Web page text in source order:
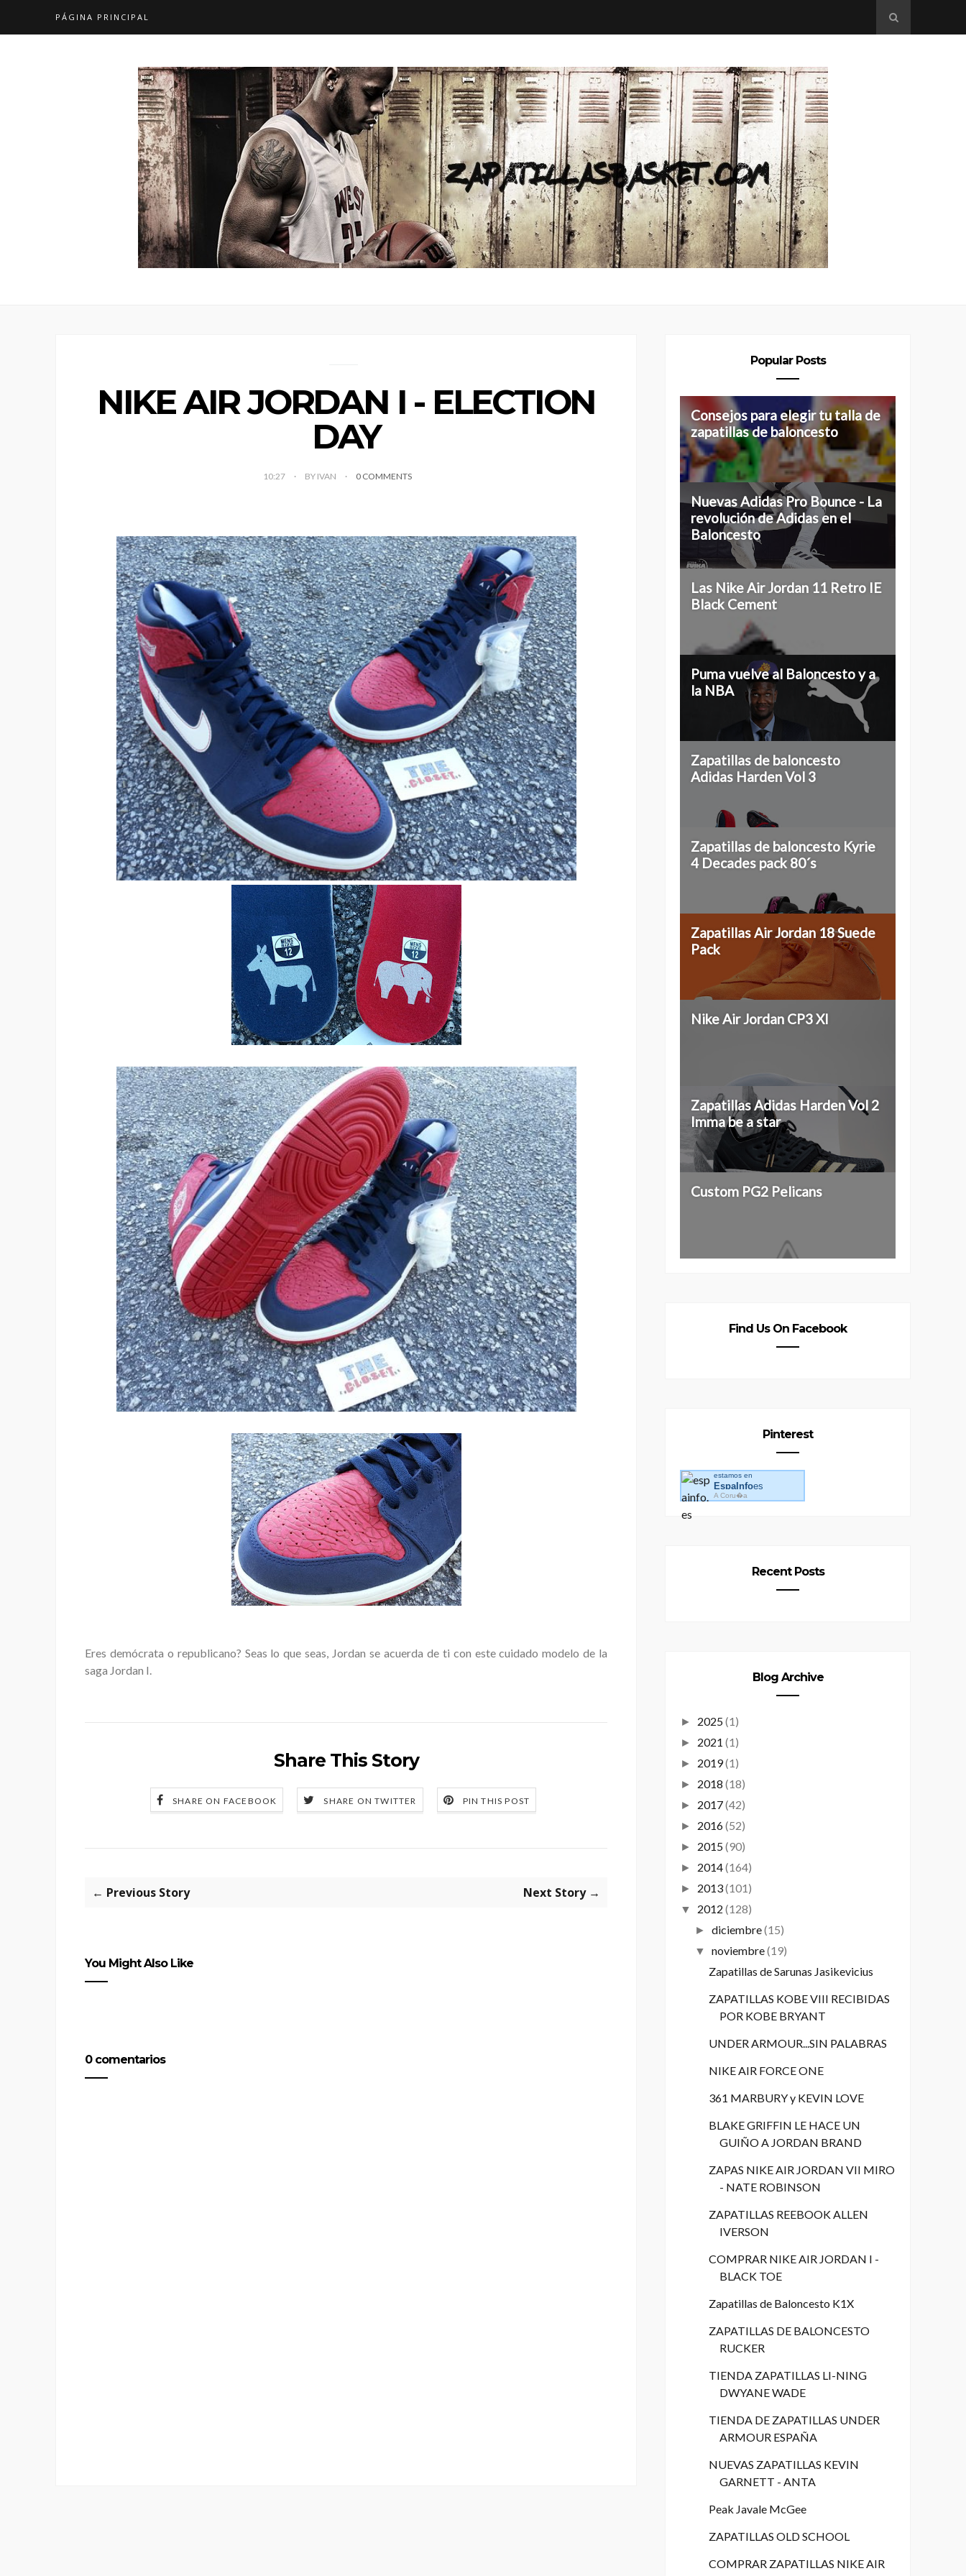
PÁGINA PRINCIPAL
NIKE AIR JORDAN I - ELECTION
DAY
10:27 BY IVAN 0 COMMENTS
Eres demócrata o republicano? Seas lo que seas, Jordan se acuerda de ti con este cuidado modelo de la
saga Jordan I.
Share This Story
SHARE ON FACEBOOK SHARE ON TWITTER PIN THIS POST
← Previous Story Next Story →
You Might Also Like
0 comentarios
Popular Posts
Consejos para elegir tu talla de
zapatillas de baloncesto
Nuevas Adidas Pro Bounce - La
revolución de Adidas en el
Baloncesto
Las Nike Air Jordan 11 Retro IE
Black Cement
Puma vuelve al Baloncesto y a
la NBA
Zapatillas de baloncesto
Adidas Harden Vol 3
Zapatillas de baloncesto Kyrie
4 Decades pack 80´s
Zapatillas Air Jordan 18 Suede
Pack
Nike Air Jordan CP3 XI
Zapatillas Adidas Harden Vol 2
Imma be a star
Custom PG2 Pelicans
Find Us On Facebook
Pinterest
estamos en
EspaInfoes
A Coru�a
Recent Posts
Blog Archive
► 2025(1)
► 2021 (1)
► 2019(1)
► 2018 (18)
► 2017(42)
► 2016(52)
► 2015(90)
► 2014(164)
► 2013(101)
▼ 2012 (128)
► diciembre(15)
▼ noviembre(19)
Zapatillas de Sarunas Jasikevicius
ZAPATILLAS KOBE VIII RECIBIDAS
POR KOBE BRYANT
UNDER ARMOUR...SIN PALABRAS
NIKE AIR FORCE ONE
361 MARBURY y KEVIN LOVE
BLAKE GRIFFIN LE HACE UN
GUIÑO A JORDAN BRAND
ZAPAS NIKE AIR JORDAN VII MIRO
- NATE ROBINSON
ZAPATILLAS REEBOOK ALLEN
IVERSON
COMPRAR NIKE AIR JORDAN I -
BLACK TOE
Zapatillas de Baloncesto K1X
ZAPATILLAS DE BALONCESTO
RUCKER
TIENDA ZAPATILLAS LI-NING
DWYANE WADE
TIENDA DE ZAPATILLAS UNDER
ARMOUR ESPAÑA
NUEVAS ZAPATILLAS KEVIN
GARNETT - ANTA
Peak Javale McGee
ZAPATILLAS OLD SCHOOL
COMPRAR ZAPATILLAS NIKE AIR